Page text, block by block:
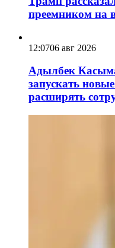
преемником на
12:0706 авг 2026
Адылбек
запускать
расширять